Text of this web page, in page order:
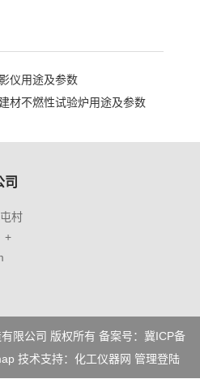
仪用途及参数
材不燃性试验炉用途及参数
司
村
+
限公司 版权所有 备案号： 冀ICP备
技术支持： 化工仪器网 管理登陆